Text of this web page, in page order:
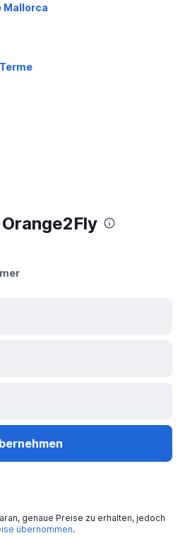
Mallorca
genaue Preise zu erhalten, jedoch
übernommen.